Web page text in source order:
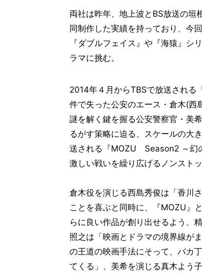
両社は昨年、地上波とBS放送の垣
同制作した実績を持っており、今
『ダブルフェイス』や『海猿』シ
ラマに挑む。
2014年４月からTBSで放送される
件で失った公安のエース・倉木(西
謎を解く鍵を握る公安警察官・美
るがす策略に迫る、スケールの大
送される『MOZU Season2 ～幻
激しい戦いを繰り広げるノンスト
倉木役を演じる西島秀俊は「香川
ことを喜ぶと同時に、『MOZU』
らに良い作品が創り出せるよう、
照之は「映画とドラマの境界線が
の王道の映画手法にそって、バカ
てくる」、美希を演じる真木よう